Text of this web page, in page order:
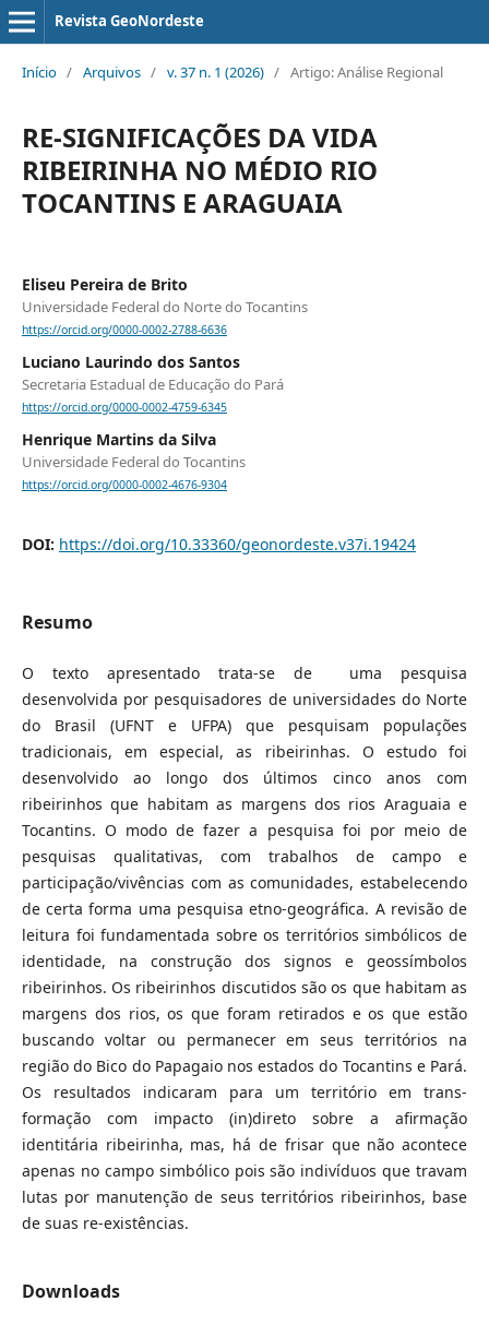
Revista GeoNordeste
Início / Arquivos / v. 37 n. 1 (2026) / Artigo: Análise Regional
RE-SIGNIFICAÇÕES DA VIDA
RIBEIRINHA NO MÉDIO RIO
TOCANTINS E ARAGUAIA
Eliseu Pereira de Brito
Universidade Federal do Norte do Tocantins
https://orcid.org/0000-0002-2788-6636
Luciano Laurindo dos Santos
Secretaria Estadual de Educação do Pará
https://orcid.org/0000-0002-4759-6345
Henrique Martins da Silva
Universidade Federal do Tocantins
https://orcid.org/0000-0002-4676-9304
DOI: https://doi.org/10.33360/geonordeste.v37i.19424
Resumo
O texto apresentado trata-se de uma pesquisa
desenvolvida por pesquisadores de universidades do Norte
do Brasil (UFNT e UFPA) que pesquisam populações
tradicionais, em especial, as ribeirinhas. O estudo foi
desenvolvido ao longo dos últimos cinco anos com
ribeirinhos que habitam as margens dos rios Araguaia e
Tocantins. O modo de fazer a pesquisa foi por meio de
pesquisas qualitativas, com trabalhos de campo e
participação/vivências com as comunidades, estabelecendo
de certa forma uma pesquisa etno-geográfica. A revisão de
leitura foi fundamentada sobre os territórios simbólicos de
identidade, na construção dos signos e geossímbolos
ribeirinhos. Os ribeirinhos discutidos são os que habitam as
margens dos rios, os que foram retirados e os que estão
buscando voltar ou permanecer em seus territórios na
região do Bico do Papagaio nos estados do Tocantins e Pará.
Os resultados indicaram para um território em trans-
formação com impacto (in)direto sobre a afirmação
identitária ribeirinha, mas, há de frisar que não acontece
apenas no campo simbólico pois são indivíduos que travam
lutas por manutenção de seus territórios ribeirinhos, base
de suas re-existências.
Downloads